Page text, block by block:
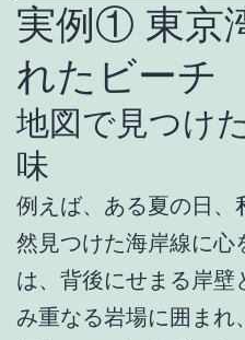
実例① 東京
れたビーチ
地図で見つけ
味
例えば、ある夏の日、
然見つけた海岸線に心
は、背後にせまる岸壁
み重なる岩場に囲まれ